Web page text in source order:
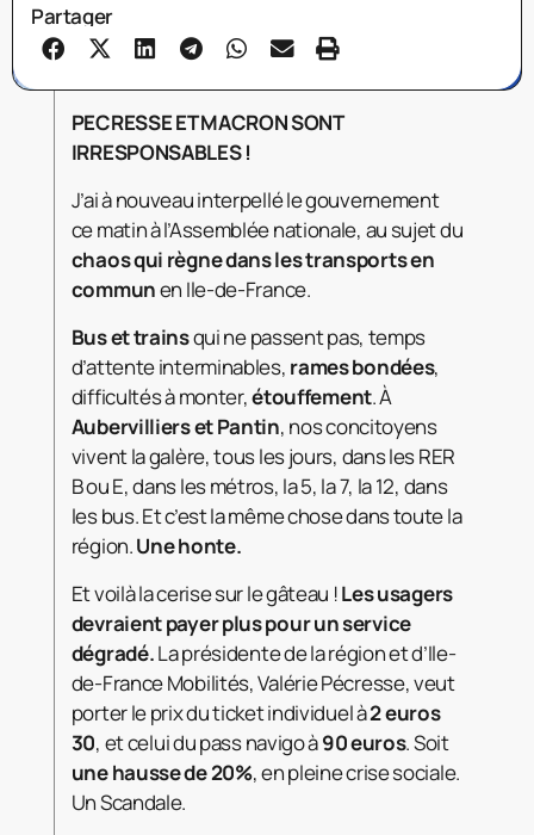
Partager
PECRESSE ET MACRON SONT
IRRESPONSABLES !
J’ai à nouveau interpellé le gouvernement
ce matin à l’Assemblée nationale, au sujet du
chaos qui règne dans les transports en
communen Ile-de-France.
Bus et trainsqui ne passent pas, temps
d’attente interminables, rames bondées,
difficultés à monter,étouffement. À
Aubervilliers et Pantin, nos concitoyens
vivent la galère, tous les jours, dans les RER
B ou E, dans les métros, la 5, la 7, la 12, dans
les bus. Et c’est la même chose dans toute la
région.Une honte.
Et voilà la cerise sur le gâteau !Les usagers
devraient payer plus pour un service
dégradé.La présidente de la région et d’Ile-
de-France Mobilités, Valérie Pécresse, veut
porter le prix du ticket individuel à2 euros
30, et celui du pass navigo à90 euros. Soit
une hausse de 20%, en pleine crise sociale.
Un Scandale.